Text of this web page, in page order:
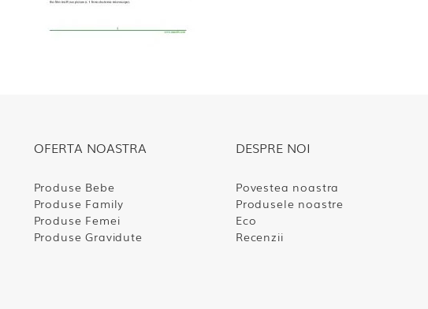
OFERTA NOASTRA
Produse Bebe
Produse Family
Produse Femei
Produse Gravidute
DESPRE NOI
Povestea noastra
Produsele noastre
Eco
Recenzii